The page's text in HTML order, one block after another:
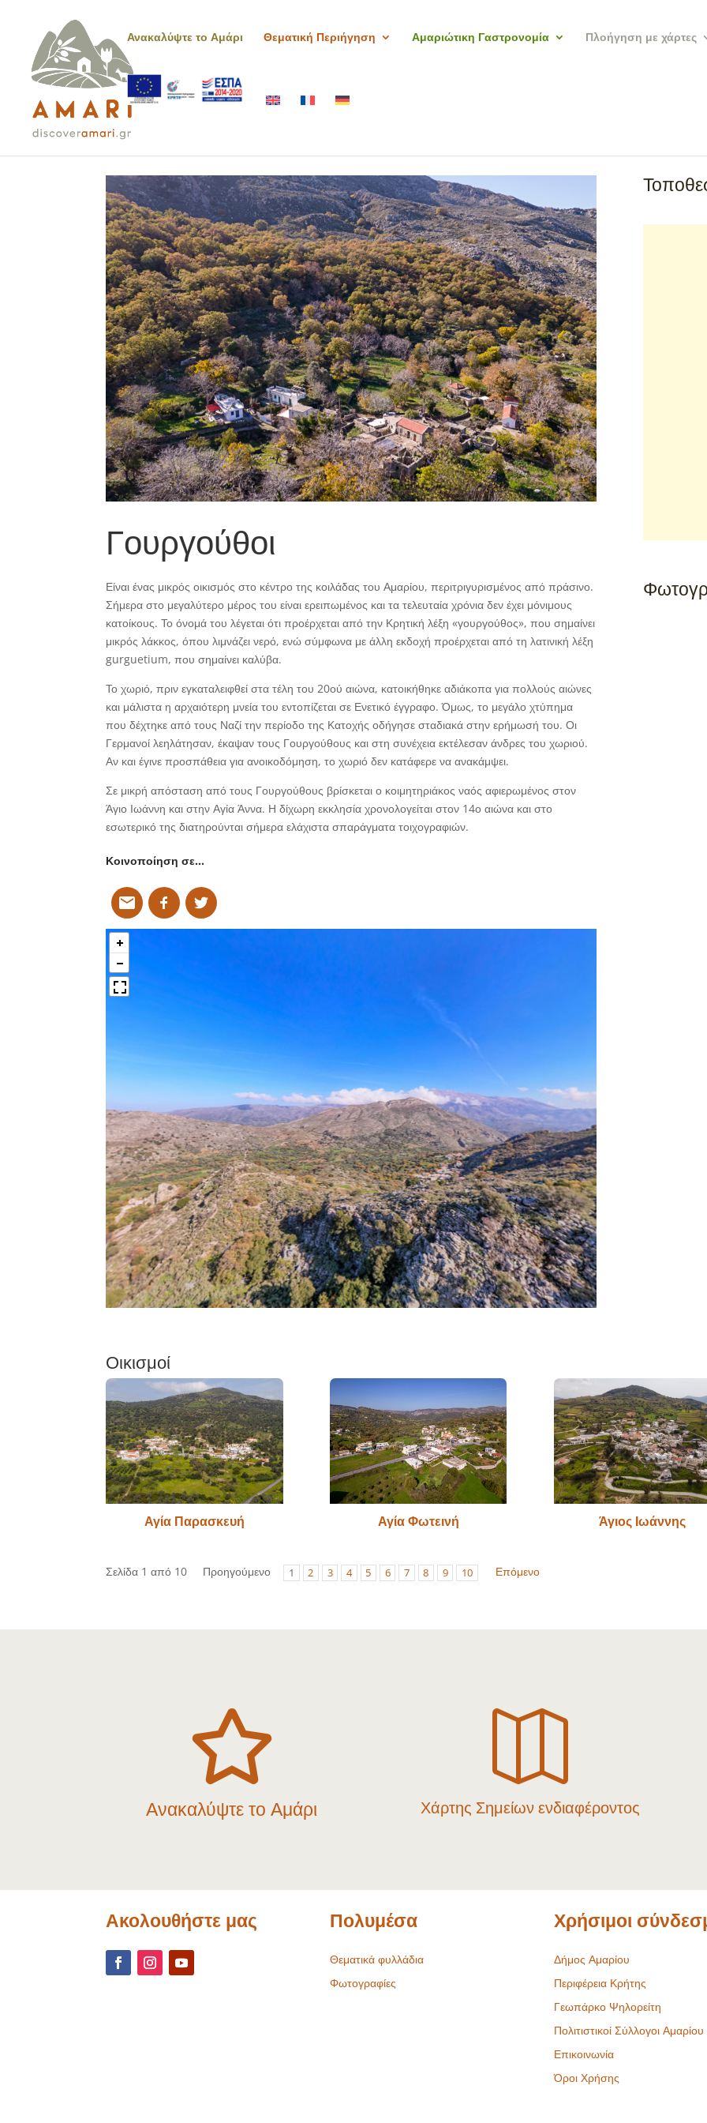
Ανακαλύψτε το Αμάρι Θεματική Περιήγηση Αμαριώτικη Γαστρονομία Πλοήγηση με χάρτες
Γουργούθοι
Είναι ένας μικρός οικισμός στο κέντρο της κοιλάδας του Αμαρίου, περιτριγυρισμένος από πράσινο.
Σήμερα στο μεγαλύτερο μέρος του είναι ερειπωμένος και τα τελευταία χρόνια δεν έχει μόνιμους
κατοίκους. Το όνομά του λέγεται ότι προέρχεται από την Κρητική λέξη «γουργούθος», που σημαίνει
μικρός λάκκος, όπου λιμνάζει νερό, ενώ σύμφωνα με άλλη εκδοχή προέρχεται από τη λατινική λέξη
gurguetium, που σημαίνει καλύβα.
Το χωριό, πριν εγκαταλειφθεί στα τέλη του 20ού αιώνα, κατοικήθηκε αδιάκοπα για πολλούς αιώνες
και μάλιστα η αρχαιότερη μνεία του εντοπίζεται σε Ενετικό έγγραφο. Όμως, το μεγάλο χτύπημα
που δέχτηκε από τους Ναζί την περίοδο της Κατοχής οδήγησε σταδιακά στην ερήμωσή του. Οι
Γερμανοί λεηλάτησαν, έκαψαν τους Γουργούθους και στη συνέχεια εκτέλεσαν άνδρες του χωριού.
Αν και έγινε προσπάθεια για ανοικοδόμηση, το χωριό δεν κατάφερε να ανακάμψει.
Σε μικρή απόσταση από τους Γουργούθους βρίσκεται ο κοιμητηριάκος ναός αφιερωμένος στον
Άγιο Ιωάννη και στην Αγία Άννα. Η δίχωρη εκκλησία χρονολογείται στον 14ο αιώνα και στο
εσωτερικό της διατηρούνται σήμερα ελάχιστα σπαράγματα τοιχογραφιών.
Κοινοποίηση σε…
Οικισμοί
Αγία Παρασκευή Αγία Φωτεινή Άγιος Ιωάννης
Σελίδα 1 από 10 Προηγούμενο 1 2 3 4 5 6 7 8 9 10 Επόμενο

Ανακαλύψτε το Αμάρι

Χάρτης Σημείων ενδιαφέροντος
Ακολουθήστε μας Πολυμέσα
Θεματικά φυλλάδια
Φωτογραφίες
Χρήσιμοι
Δήμος Αμαρίου
Περιφέρεια Κρήτης
Γεωπάρκο Ψηλορείτη
Πολιτιστικοί Σύλλογοι Αμαρίου
Επικοινωνία
Όροι Χρήσης